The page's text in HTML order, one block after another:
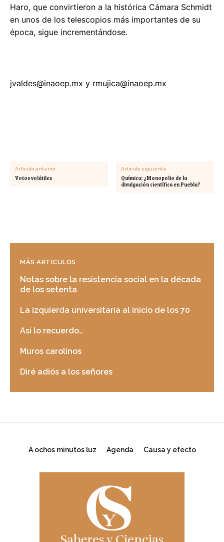
Haro, que convirtieron a la histórica Cámara Schmidt
en unos de los telescopios más importantes de su
época, sigue incrementándose.
jvaldes@inaoep.mx y rmujica@inaoep.mx
Artículo anterior
Votos volátiles
Artículo siguiente
Química: ¿Monopolio de la
divulgación científica en Puebla?
MÁS ARTICULOS
Notas sobre la resistencia social en la década
de los setenta
La izquierda universitaria al inicio de los 70
Así lo recuerdo…
Muros carolinos
Diré adiós a los señores
A ochos minutos luz Agenda Causa y efecto